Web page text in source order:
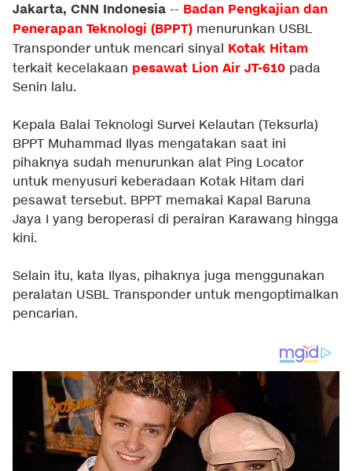
Jakarta, CNN Indonesia -- Badan Pengkajian dan
Penerapan Teknologi (BPPT) menurunkan USBL
Transponder untuk mencari sinyal Kotak Hitam
terkait kecelakaan pesawat Lion Air JT-610 pada
Senin lalu.
Kepala Balai Teknologi Survei Kelautan (Teksurla)
BPPT Muhammad Ilyas mengatakan saat ini
pihaknya sudah menurunkan alat Ping Locator
untuk menyusuri keberadaan Kotak Hitam dari
pesawat tersebut. BPPT memakai Kapal Baruna
Jaya I yang beroperasi di perairan Karawang hingga
kini.
Selain itu, kata Ilyas, pihaknya juga menggunakan
peralatan USBL Transponder untuk mengoptimalkan
pencarian.